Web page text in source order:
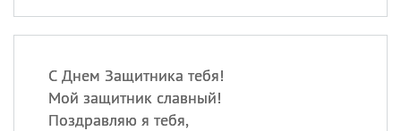
С Днем Защитника тебя!
Мой защитник славный!
Поздравляю я тебя,